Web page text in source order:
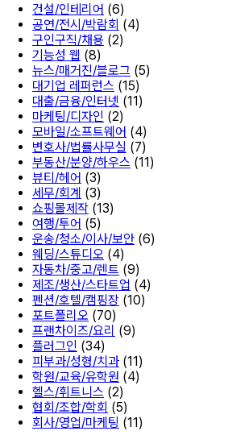
건설/인테리어 (6)
공연/전시/박람회 (4)
구인구직/채용 (2)
기능성 웹 (8)
뉴스/매거진/블로그 (5)
대기업 레퍼런스 (15)
대출/금융/인터넷 (11)
마케팅/디자인 (2)
모바일/소프트웨어 (4)
변호사/법률사무실 (7)
부동산/분양/하우스 (11)
뷰티/헤어 (3)
세무/회계 (3)
쇼핑몰제작 (13)
여행/투어 (5)
운송/청소/이사/보안 (6)
웨딩/스튜디오 (4)
자동차/중고/렌트 (9)
제조/생산/스타트업 (4)
펜션/호텔/캠핑장 (10)
포트폴리오 (70)
프랜차이즈/요리 (9)
플러그인 (34)
피부과/성형/치과 (11)
학원/교육/유학원 (4)
헬스/휘트니스 (2)
협회/조합/학회 (5)
회사/영업/마케팅 (11)